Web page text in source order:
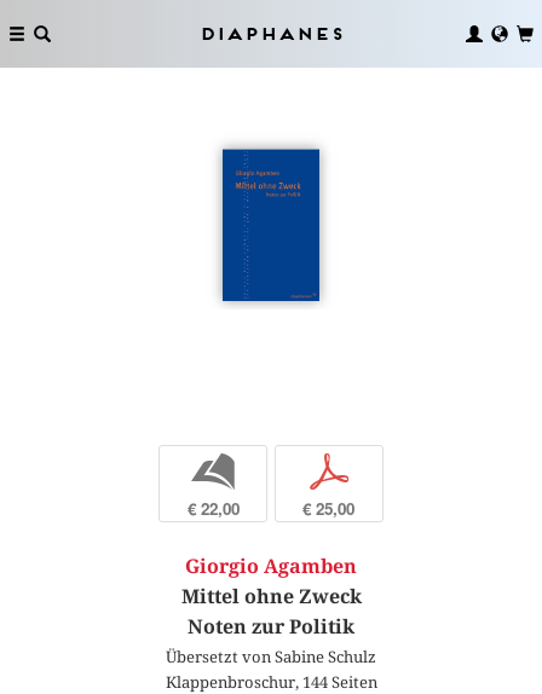
Diaphanes
b
€ 22,00
p
€ 25,00
Giorgio Agamben
Mittel ohne Zweck
Noten zur Politik
Übersetzt von Sabine Schulz
Klappenbroschur, 144 Seiten